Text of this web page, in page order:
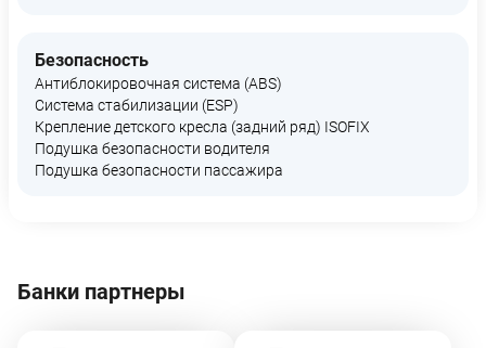
Безопасность
Антиблокировочная система (ABS)
Система стабилизации (ESP)
Крепление детского кресла (задний ряд) ISOFIX
Подушка безопасности водителя
Подушка безопасности пассажира
Банки партнеры